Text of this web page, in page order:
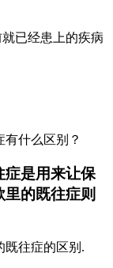
什么区别？
症是用来让保
的既往症则